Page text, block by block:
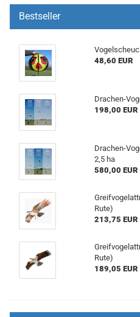
Bestseller
48,60 EUR
Drachen-
198,00 EUR
Drachen-
2,5 ha
580,00 EUR
Rute)
213,75 EUR
Rute)
189,05 EUR